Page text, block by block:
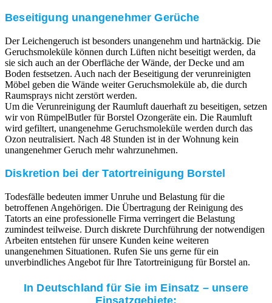
Beseitigung unangenehmer Gerüche
Der Leichengeruch ist besonders unangenehm und hartnäckig. Die
Geruchsmoleküle können durch Lüften nicht beseitigt werden, da
sie sich auch an der Oberfläche der Wände, der Decke und am
Boden festsetzen. Auch nach der Beseitigung der verunreinigten
Möbel geben die Wände weiter Geruchsmoleküle ab, die durch
Raumsprays nicht zerstört werden.
Um die Verunreinigung der Raumluft dauerhaft zu beseitigen, setzen
wir von RümpelButler für Borstel Ozongeräte ein. Die Raumluft
wird gefiltert, unangenehme Geruchsmoleküle werden durch das
Ozon neutralisiert. Nach 48 Stunden ist in der Wohnung kein
unangenehmer Geruch mehr wahrzunehmen.
Diskretion bei der Tatortreinigung Borstel
Todesfälle bedeuten immer Unruhe und Belastung für die
betroffenen Angehörigen. Die Übertragung der Reinigung des
Tatorts an eine professionelle Firma verringert die Belastung
zumindest teilweise. Durch diskrete Durchführung der notwendigen
Arbeiten entstehen für unsere Kunden keine weiteren
unangenehmen Situationen. Rufen Sie uns gerne für ein
unverbindliches Angebot für Ihre Tatortreinigung für Borstel an.
In Deutschland für Sie im Einsatz – unsere